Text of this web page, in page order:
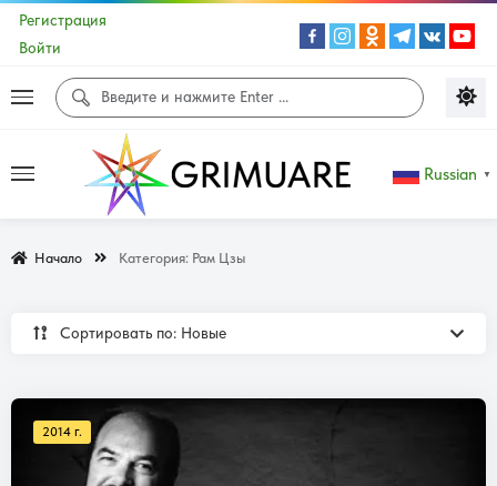
Регистрация
Войти
Russian ▼
Начало Категория: Рам Цзы
Сортировать по: Новые
2014 г.